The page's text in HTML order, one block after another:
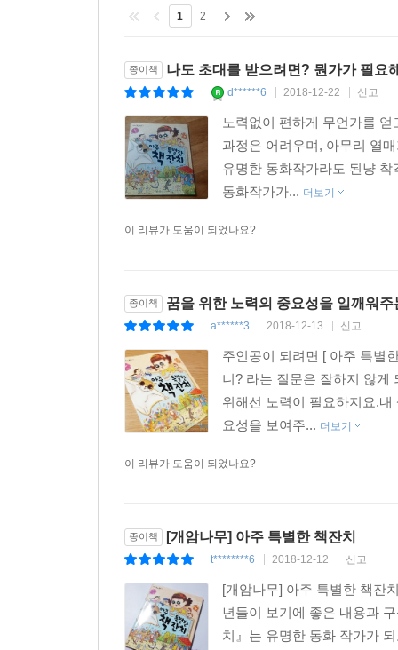
1 2
종이책 나도 초대를 받으려면? 뭔가가 필요
d******6 2018-12-22 신고
노력없이 편하게 무언가를
과정은 어려우며, 아무리 열
유명한 동화작가라도 된냥
동화작가가... 더보기
이 리뷰가 도움이 되었나요?
종이책 꿈을 위한 노력의 중요성을 일깨워주
a******3 2018-12-13 신고
주인공이 되려면 [ 아주 특별
니? 라는 질문은 잘하지 않게
위해선 노력이 필요하지요.
요성을 보여주... 더보기
이 리뷰가 도움이 되었나요?
종이책 [개암나무] 아주 특별한 책잔치
t********6 2018-12-12 신고
[개암나무] 아주 특별한 책잔
년들이 보기에 좋은 내용과
치』는 유명한 동화 작가가